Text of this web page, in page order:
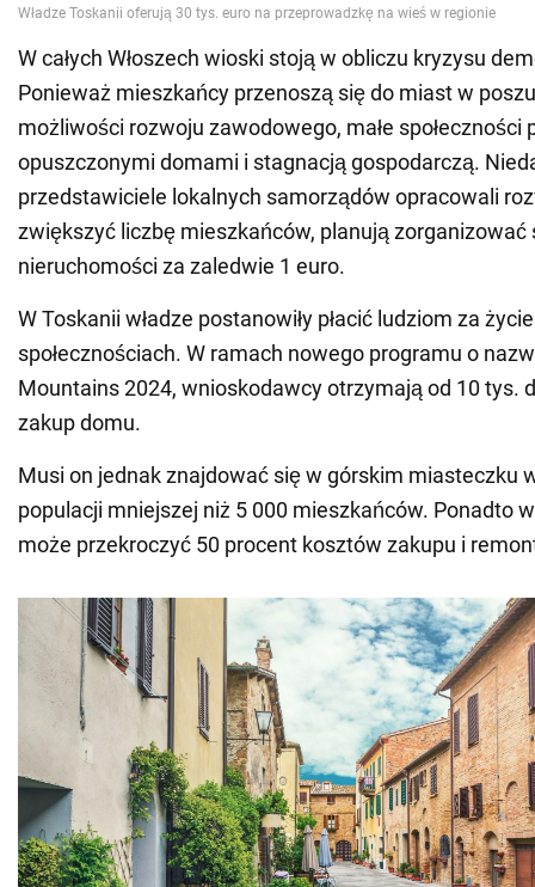
W całych Włoszech wioski stoją w obliczu kryzysu
Ponieważ mieszkańcy przenoszą się do miast w
możliwości rozwoju zawodowego, małe społeczności
opuszczonymi domami i stagnacją gospodarczą.
przedstawiciele lokalnych samorządów opracowali
zwiększyć liczbę mieszkańców, planują zorganizować
nieruchomości za zaledwie 1 euro.
W Toskanii władze postanowiły płacić ludziom za
społecznościach. W ramach nowego programu o
Mountains 2024, wnioskodawcy otrzymają od 10 tys.
zakup domu.
Musi on jednak znajdować się w górskim miasteczku
populacji mniejszej niż 5 000 mieszkańców. Ponadto
może przekroczyć 50 procent kosztów zakupu i